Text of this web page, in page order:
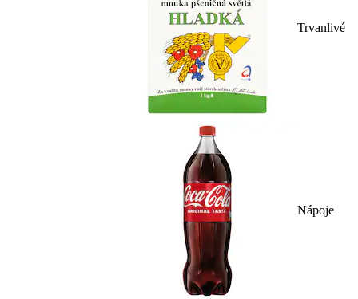
Trvanlivé
Nápoje